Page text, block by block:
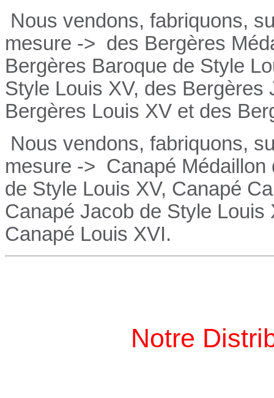
Nous vendons, fabriquons,
mesure -> des Bergères
Bergères Baroque de Style
Style Louis XV, des Bergères
Bergères Louis XV et des
Nous vendons, fabriquons,
mesure -> Canapé
de Style Louis XV, Canapé
Canapé Jacob de Style
Canapé Louis XVI.
Notre